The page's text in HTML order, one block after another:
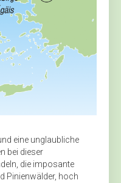
eine unglaubliche
bei dieser
die imposante
Pinienwälder, hoch